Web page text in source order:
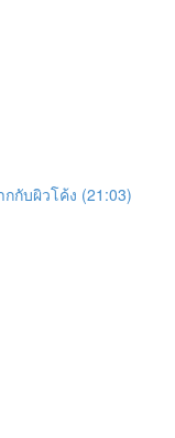
กับผิวโค้ง (21:03)